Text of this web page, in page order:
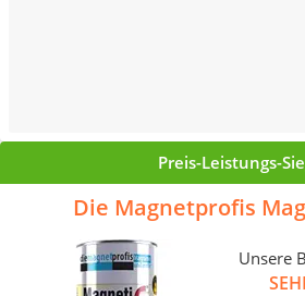
Preis-Leistungs-
Die Magnetprofis
Unsere